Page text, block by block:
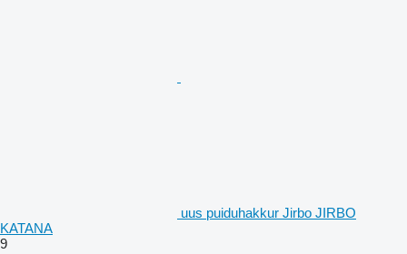
uus puiduhakkur Jirbo JIRBO
KATANA
9